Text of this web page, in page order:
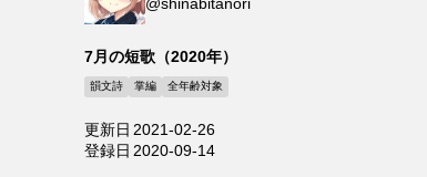
@shinabitanori
7月の短歌（2020年）
韻文詩 掌編 全年齢対象
更新日 2021-02-26
登録日 2020-09-14